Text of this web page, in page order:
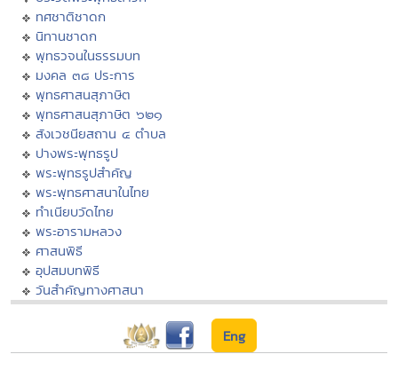
ทศชาติชาดก
นิทานชาดก
พุทธวจนในธรรมบท
มงคล ๓๘ ประการ
พุทธศาสนสุภาษิต
พุทธศาสนสุภาษิต ๖๒๑
สังเวชนียสถาน ๔ ตำบล
ปางพระพุทธรูป
พระพุทธรูปสำคัญ
พระพุทธศาสนาในไทย
ทำเนียบวัดไทย
พระอารามหลวง
ศาสนพิธี
อุปสมบทพิธี
วันสำคัญทางศาสนา
Eng